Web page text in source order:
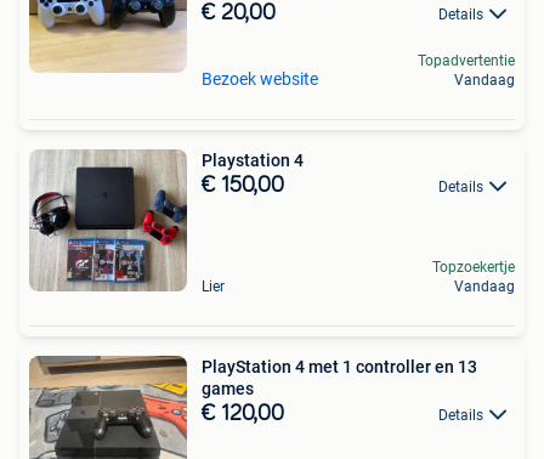
€ 20,00 Details
Bezoek website
Topadvertentie
Vandaag
Playstation 4
€ 150,00 Details
Lier
Topzoekertje
Vandaag
PlayStation 4 met 1 controller en 13
games
€ 120,00 Details